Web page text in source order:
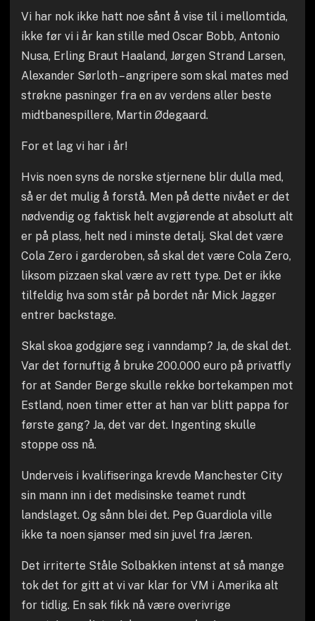
Vi har nok ikke hatt noe sånt å vise til i mellomtida,
ikke før vi i år kan stille med Oscar Bobb, Antonio
Nusa, Erling Braut Haaland, Jørgen Strand Larsen,
Alexander Sørloth – angripere som skal mates med
strøkne pasninger fra en av verdens aller beste
midtbanespillere, Martin Ødegaard.
For et lag vi har i år!
Hvis noen syns de norske stjernene blir dulla med,
så er det mulig å forstå. Men på dette nivået er det
nødvendig og faktisk helt avgjørende at absolutt alt
er på plass, helt ned i minste detalj. Skal det være
Cola Zero i garderoben, så skal det være Cola Zero,
liksom pizzaen skal være av rett type. Det er ikke
tilfeldig hva som står på bordet når Mick Jagger
entrer backstage.
Skal skoa godgjøre seg i vanndamp? Ja, de skal det.
Var det fornuftig å bruke 200.000 euro på privatfly
for at Sander Berge skulle rekke bortekampen mot
Estland, noen timer etter at han var blitt pappa for
første gang? Ja, det var det. Ingenting skulle
stoppe oss nå.
Underveis i kvalifiseringa krevde Manchester City
sin mann inn i det medisinske teamet rundt
landslaget. Og sånn blei det. Pep Guardiola ville
ikke ta noen sjanser med sin juvel fra Jæren.
Det irriterte Ståle Solbakken intenst at så mange
tok det for gitt at vi var klar for VM i Amerika alt
for tidlig. En sak fikk nå være overivrige